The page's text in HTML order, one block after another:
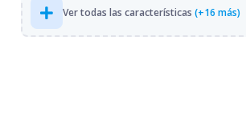
Ver todas las características (+16 más)